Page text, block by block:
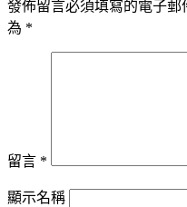
發佈留言必須填寫的電子郵
為 *
留言 *
顯示名稱